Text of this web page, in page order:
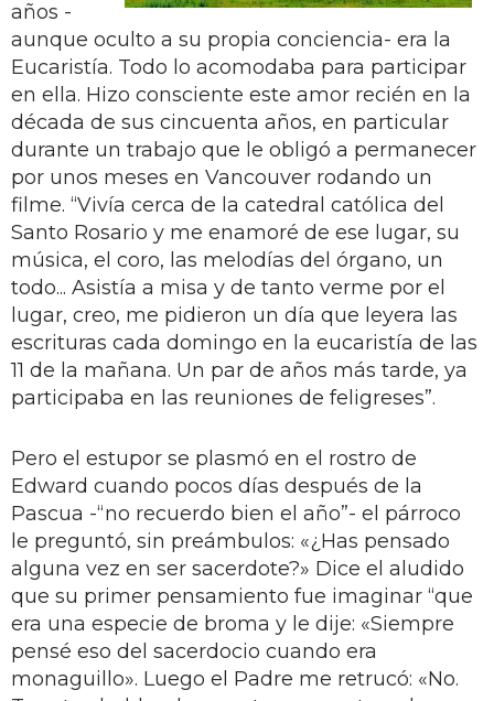
años -
aunque oculto a su propia conciencia- era la
Eucaristía. Todo lo acomodaba para participar
en ella. Hizo consciente este amor recién en la
década de sus cincuenta años, en particular
durante un trabajo que le obligó a permanecer
por unos meses en Vancouver rodando un
filme. “Vivía cerca de la catedral católica del
Santo Rosario y me enamoré de ese lugar, su
música, el coro, las melodías del órgano, un
todo... Asistía a misa y de tanto verme por el
lugar, creo, me pidieron un día que leyera las
escrituras cada domingo en la eucaristía de las
11 de la mañana. Un par de años más tarde, ya
participaba en las reuniones de feligreses”.
Pero el estupor se plasmó en el rostro de
Edward cuando pocos días después de la
Pascua -“no recuerdo bien el año”- el párroco
le preguntó, sin preámbulos: «¿Has pensado
alguna vez en ser sacerdote?» Dice el aludido
que su primer pensamiento fue imaginar “que
era una especie de broma y le dije: «Siempre
pensé eso del sacerdocio cuando era
monaguillo». Luego el Padre me retrucó: «No.